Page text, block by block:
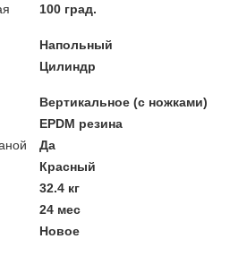
100 град.
Напольный
Цилиндр
Вертикальное (с ножками)
EPDM резина
Да
Красный
32.4 кг
24 мес
Новое